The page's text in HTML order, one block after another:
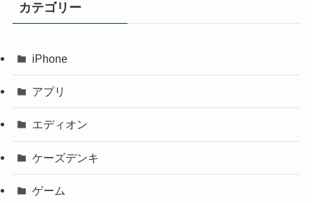
カテゴリー
iPhone
アプリ
エディオン
ケーズデンキ
ゲーム